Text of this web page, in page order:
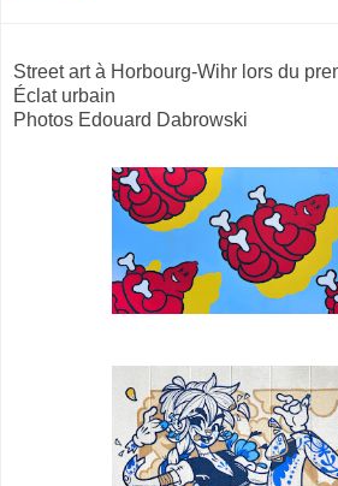
Street art à Horbourg-Wihr lors du
Éclat urbain
Photos Edouard Dabrowski